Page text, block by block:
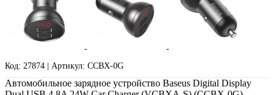
Код: 27874 | Артикул: CCBX-0G
Автомобильное зарядное устройство Baseus Digital Display